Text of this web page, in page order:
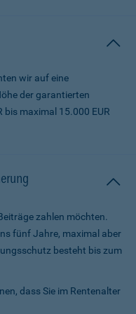
wir auf eine
der garantierten
bis maximal 15.000 EUR
zahlen möchten.
fünf Jahre, maximal aber
besteht bis zum
dass Sie im Renten­alter